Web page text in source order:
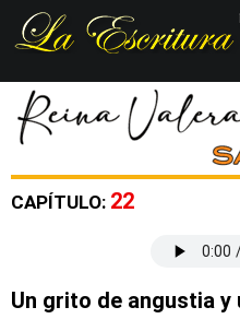
CAPÍTULO: 22
Un grito de angustia y